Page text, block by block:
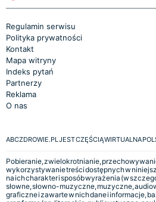
Regulamin serwisu
Polityka prywatności
Kontakt
Mapa witryny
Indeks pytań
Partnerzy
Reklama
O nas
ABCZDROWIE.PL JEST CZĘŚCIĄ WIRTUALNA
Pobieranie, zwielokrotnianie,
wykorzystywanie treści dostępnych w
na ich charakter i sposób wyrażenia (w
słowne, słowno-muzyczne, muzyczne,
graficzne i zawarte w nich dane i informacje,